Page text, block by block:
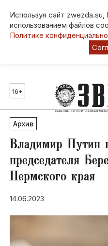
Используя сайт
использованием файлов
Политике
Главные темы
80 лет Победы
Молодежная столица РФ
СВО
Выборы в Пермском крае
Социальная поддержка
Инфраструктура
Благоустройство
16+
Архив
Владимир Путин
председателя
Пермского края
14.06.2023